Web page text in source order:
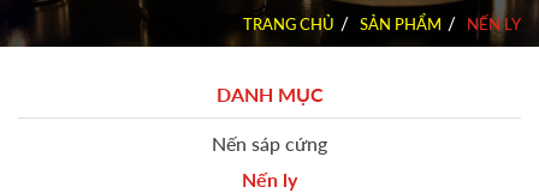
TRANG CHỦ SẢN PHẨM NẾN LY
DANH MỤC
Nến sáp cứng
Nến ly